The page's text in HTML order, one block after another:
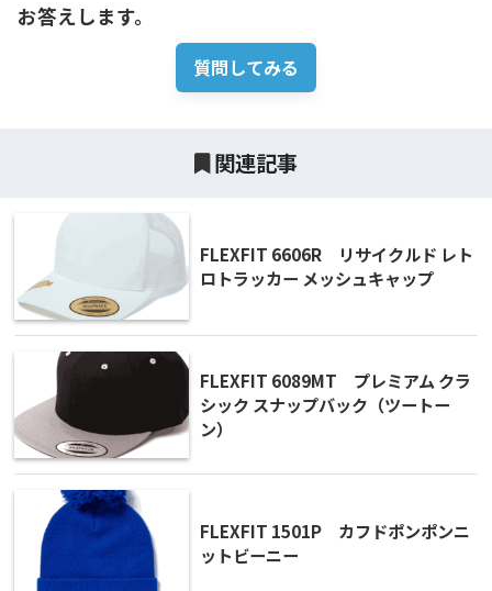
お答えします。
質問してみる
関連記事
FLEXFIT 6606R リサイクルド レト
ロトラッカー メッシュキャップ
FLEXFIT 6089MT プレミアム クラ
シック スナップバック（ツートー
ン）
FLEXFIT 1501P カフドポンポンニ
ットビーニー